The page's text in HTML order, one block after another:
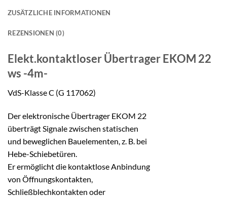
ZUSÄTZLICHE INFORMATIONEN
REZENSIONEN (0)
Elekt.kontaktloser ÜbertragerEKOM 22
ws -4m-
VdS-Klasse C (G 117062)
Der elektronische Übertrager EKOM 22
überträgt Signale zwischen statischen
und beweglichen Bauelementen, z. B. bei
Hebe-Schiebetüren.
Er ermöglicht die kontaktlose Anbindung
von Öffnungskontakten,
Schließblechkontakten oder